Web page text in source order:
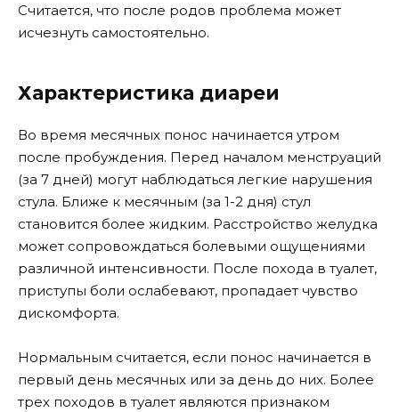
Считается, что после родов проблема может
исчезнуть самостоятельно.
Характеристика диареи
Во время месячных понос начинается утром
после пробуждения. Перед началом менструаций
(за 7 дней) могут наблюдаться легкие нарушения
стула. Ближе к месячным (за 1-2 дня) стул
становится более жидким. Расстройство желудка
может сопровождаться болевыми ощущениями
различной интенсивности. После похода в туалет,
приступы боли ослабевают, пропадает чувство
дискомфорта.
Нормальным считается, если понос начинается в
первый день месячных или за день до них. Более
трех походов в туалет являются признаком